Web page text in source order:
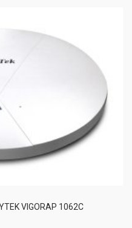
VIGORAP 1062C